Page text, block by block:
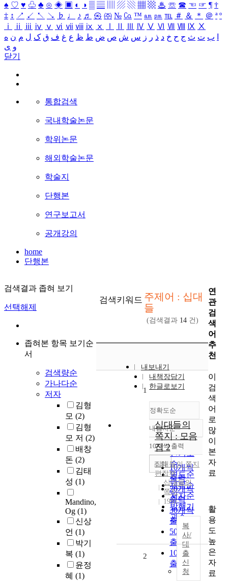
♠ ♡ ♥ ♧ ♣ ⊙ ◈ ▣ ◐ ◑ ▒ ▤ ▨ ▧ ▦ ▩ ♨ ☏ ☎ ☜ ☞ ¶ †
‡ ↕ ↗ ↙ ↖ ↘ ♭ ♩ ♪ ♬ ㉿ ㈜ № ㏇ ™ ㏂ ㏘ ℡ ＃ ＆ ＊ ＠ ª º
ⅰ
ⅱ ⅲ ⅳ ⅴ ⅵ ⅶ ⅷ ⅸ ⅹ Ⅳ Ⅴ Ⅵ Ⅶ Ⅷ Ⅸ Ⅹ
ب ت ث ج ح خ د ذ ر ز س ش ص ض ط ظ ع غ ف ق ک ل م ن ه
و ی
닫기
통합검색
국내학술논문
학위논문
해외학술논문
학술지
단행본
연구보고서
공개강의
home
단행본
검색결과 좁혀 보기
선택해제
좁혀본 항목 보기순
서
검색량순
가나다순
저자
김형
모 (2)
김형
모 저 (2)
배창
돈 (2)
김태
성 (1)
Mandino,
Og (1)
신상
언 (1)
박기
복 (1)
윤정
혜 (1)
검색키워드 주제어 : 십대
들
(검색결과 14 건)
내보내기
내책장담기
한글로보기
정확도순
정확도
순
인기도
순
연도순
제목순
저자순
발행기
관순
내림차순
내림차순
10개씩 출력
10개씩
출력
20개씩
출력
30개씩
출력
50개씩
출력
100개씩
출력
조회
1
십대들의
쪽지 : 모음
집 2
십대들의 쪽지
편집부
십대들의
쪽지
1991
복
사/
대
출
신
청
2
연
관
검
색
어
추
천
이
검
색
어
로
많
이
본
자
료
활
용
도
높
은
자
료